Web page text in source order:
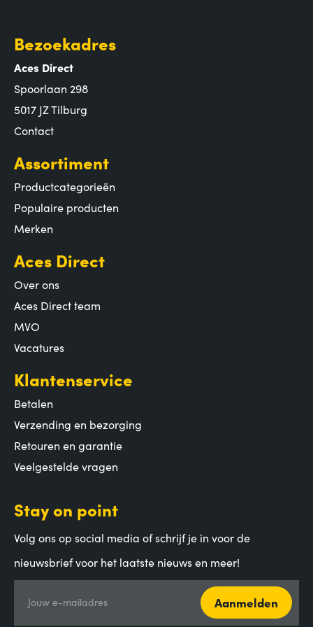
Bezoekadres
Aces Direct
Spoorlaan 298
5017 JZ Tilburg
Contact
Assortiment
Productcategorieën
Populaire producten
Merken
Aces Direct
Over ons
Aces Direct team
MVO
Vacatures
Klantenservice
Betalen
Verzending en bezorging
Retouren en garantie
Veelgestelde vragen
Stay on point
Volg ons op social media of schrijf je in voor de
nieuwsbrief voor het laatste nieuws en meer!
Jouw e-mailadres Aanmelden